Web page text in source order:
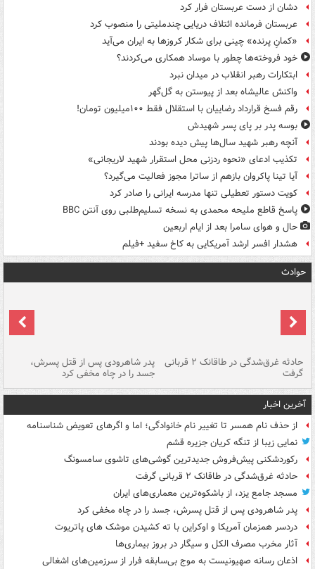
دشان از دست عربستان فرار کرد
عربستان فرمانده ائتلاف دریایی چندملیتی را منصوب کرد
«کمانِ پرنده» چینی برای شکار کروزها به ایران می‌آید
خود فروخته‌ها چطور با موساد همکاری می‌کردند؟
ابتکارات رهبر انقلاب در میدان نبرد
واکنش عالیشاه بعد از پیوستن به گل‌گهر
رقم فسخ قرارداد رضاییان با استقلال فقط ۱۰۰میلیون تومان!
بوسه‌ پدر بر پای پسر شهیدش
آنچه رهبر شهید سال‌ها پیش دیده بودند
تکذیب ادعای «نحوه ردزنی محل استقرار شهید لاریجانی»
آیا تینا پاکروان بازهم از ساترا مجوز فعالیت می‌گیرد؟
کویت دستور تعطیلی تنها مدرسه ایرانی را صادر کرد
پاسخ قاطع ملیحه محمدی به نسخه تسلیم‌طلبی روی آنتن BBC
حال و هوای سامرا بعد از ایام اربعین
هشدار افسر ارشد آمریکایی به کاخ سفید +فیلم
حوادث
حادثه غرق‌شدگی در طاقانک ۲ قربانی
گرفت
پدر شاهرودی پس از قتل پسرش،
جسد را در چاه مخفی کرد
آخرین اخبار
از حذف نام همسر تا تغییر نام خانوادگی؛ اما و اگرهای تعویض شناسنامه
نمایی زیبا از تنگه کریان جزیره قشم
رکوردشکنی پیش‌فروش جدیدترین گوشی‌های تاشوی سامسونگ
حادثه غرق‌شدگی در طاقانک ۲ قربانی گرفت
مسجد جامع یزد، از باشکوه‌ترین معماری‌های ایران
پدر شاهرودی پس از قتل پسرش، جسد را در چاه مخفی کرد
دردسر همزمان آمریکا و اوکراین با ته کشیدن موشک های پاتریوت
آثار مخرب مصرف الکل و سیگار در بروز بیماری‌ها
اذعان رسانه صهیونیست به موج بی‌سابقه فرار از سرزمین‌های اشغالی